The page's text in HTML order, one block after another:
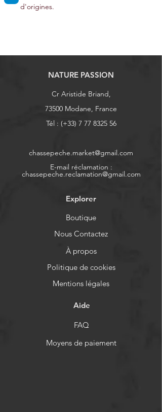
d'origines.
NATURE PASSION
Cr Aristide Briand,
73500 Modane, France
Tél : (+33) 7 77 8325 56
chassepeche.market@gmail.com
E-mail réclamation :
chassepeche.reclamation@gmail.com
Explorer
Boutique
Nous Contactez
À propos
Politique de cookies
Mentions légales
Aide
FAQ
Moyens de paiement